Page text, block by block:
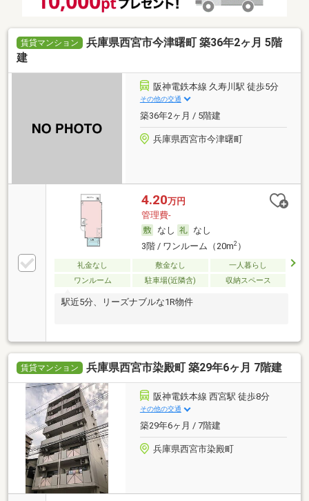
賃貸マンション
兵庫県西宮市今津曙町 築36年2ヶ月 5階
建
阪神電鉄本線 久寿川駅 徒歩5分
その他の交通
築36年2ヶ月 / 5階建
兵庫県西宮市今津曙町
4.20万円
管理費-
なし
なし
3階 / ワンルーム（20m2）
礼金なし 敷金なし
一人暮らし
ワンルーム
駐車場(近隣含) 収納スペース
駅近5分、リーズナブルな1R物件
賃貸マンション 兵庫県西宮市染殿町 築29年6ヶ月 7階建
阪神電鉄本線 西宮駅 徒歩8分
その他の交通
築29年6ヶ月 / 7階建
兵庫県西宮市染殿町